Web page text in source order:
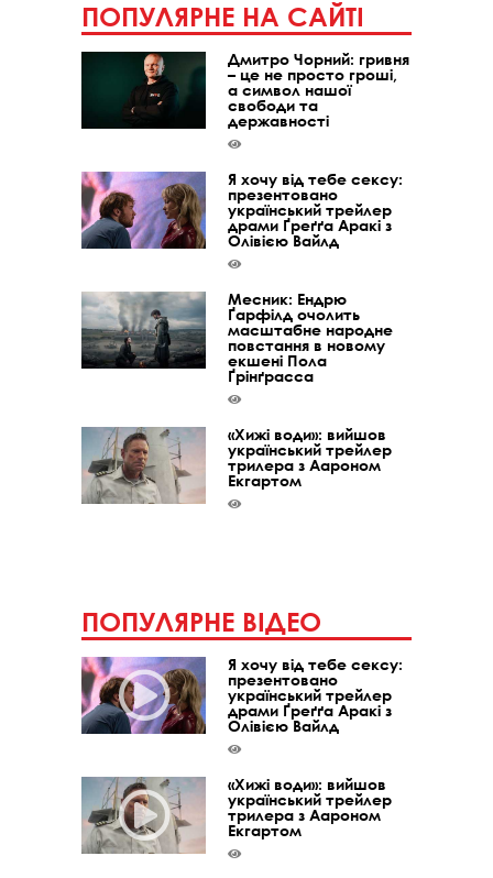
ПОПУЛЯРНЕ НА САЙТІ
Дмитро Чорний: гривня
– це не просто гроші,
а символ нашої
свободи та
державності
Я хочу від тебе сексу:
презентовано
український трейлер
драми Ґреґґа Аракі з
Олівією Вайлд
Месник: Ендрю
Ґарфілд очолить
масштабне народне
повстання в новому
екшені Пола
Ґрінґрасса
«Хижі води»: вийшов
український трейлер
трилера з Аароном
Екгартом
ПОПУЛЯРНЕ ВІДЕО
Я хочу від тебе сексу:
презентовано
український трейлер
драми Ґреґґа Аракі з
Олівією Вайлд
«Хижі води»: вийшов
український трейлер
трилера з Аароном
Екгартом